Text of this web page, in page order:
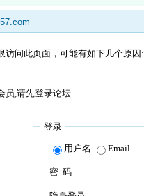
访问此页面，可能有如下几个原因:
员,请先登录论坛
登录
用户名 Email
密 码